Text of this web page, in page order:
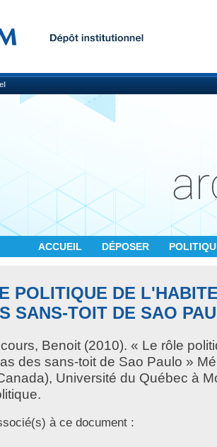
ACCUEIL DÉPOSER
POLITIQUE DE
SANS-TOIT DE SAO
Benoit (2010). « Le rôle
des sans-toit de Sao Paulo »
Université du Québec à
à ce document :